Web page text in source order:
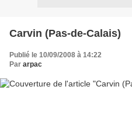
Carvin (Pas-de-Calais)
Publié le 10/09/2008 à 14:22
Par arpac